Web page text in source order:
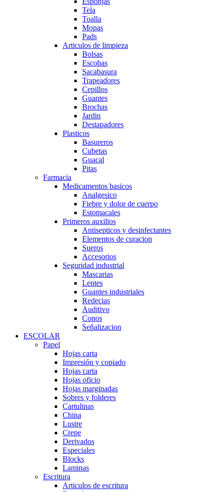
Tela
Toalla
Mopas
Pads
Articulos de limpieza
Bolsas
Escobas
Sacabasura
Trapeadores
Cepillos
Guantes
Brochas
Jardin
Destapadores
Plasticos
Basureros
Cubetas
Guacal
Pitas
Farmacia
Medicamentos basicos
Analgesico
Fiebre y dolor de cuerpo
Estomacales
Primeros auxilios
Antisepticos y desinfectantes
Elementos de curacion
Sueros
Accesorios
Seguridad industrial
Mascarias
Lentes
Guantes industriales
Redecias
Auditivo
Conos
Señalizacion
ESCOLAR
Papel
Hojas carta
Impresión y copiado
Hojas carta
Hojas oficio
Hojas marginadas
Sobres y folderes
Cartulinas
China
Lustre
Crepe
Derivados
Especiales
Blocks
Laminas
Escritura
Articulos de escritura